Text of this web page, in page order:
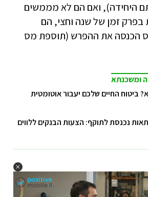
היחידה), ואם הם לא מממשים
זמן של שנה וחצי, הם
הכנסה את ההפרש (תוספת מס
ומשכנתא
ביטוח החיים שלכם יעבור אוטומטית
נכנסת לתוקף: הצעות הבנקים ללווים